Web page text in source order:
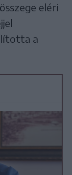
eléri
a